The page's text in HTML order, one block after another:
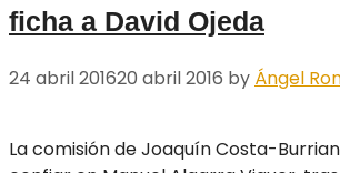
ficha a David Ojeda
24 abril 201620 abril 2016 by Ángel
La comisión de Joaquín Costa-